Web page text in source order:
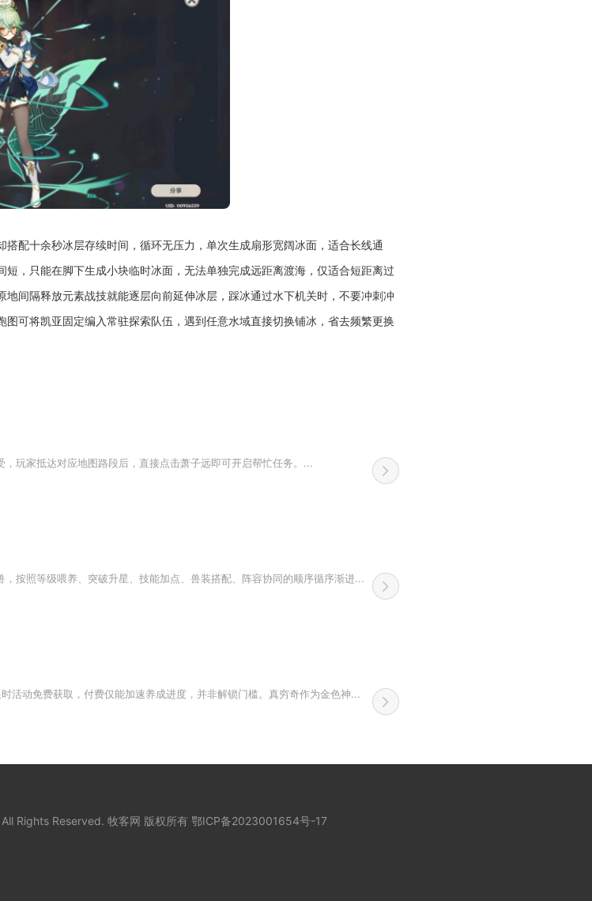
配十余秒冰层存续时间，循环无压力，单次生成扇形宽阔冰面，适合长线通
，只能在脚下生成小块临时冰面，无法单独完成远距离渡海，仅适合短距离过
间隔释放元素战技就能逐层向前延伸冰层，踩冰通过水下机关时，不要冲刺冲
可将凯亚固定编入常驻探索队伍，遇到任意水域直接切换铺冰，省去频繁更换
玩家抵达对应地图路段后，直接点击萧子远即可开启帮忙任务。...
按照等级喂养、突破升星、技能加点、兽装搭配、阵容协同的顺序循序渐进...
活动免费获取，付费仅能加速养成进度，并非解锁门槛。真穷奇作为金色神...
Rights Reserved. 牧客网 版权所有 鄂ICP备2023001654号-17